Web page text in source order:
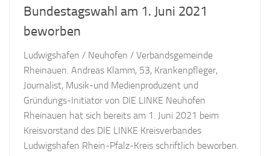
Bundestagswahl am 1. Juni 2021
beworben
Ludwigshafen / Neuhofen / Verbandsgemeinde
Rheinauen. Andreas Klamm, 53, Krankenpfleger,
Journalist, Musik-und Medienproduzent und
Gründungs-Initiator von DIE LINKE Neuhofen
Rheinauen hat sich bereits am 1. Juni 2021 beim
Kreisvorstand des DIE LINKE Kreisverbandes
Ludwigshafen Rhein-Pfalz-Kreis schriftlich beworben.